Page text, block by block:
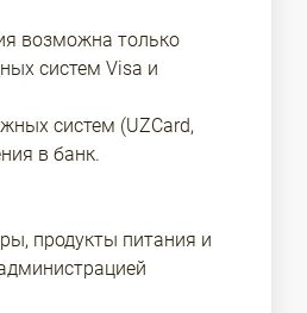
возможна только
систем Visa и
систем (UZCard,
в банк.
продукты питания и